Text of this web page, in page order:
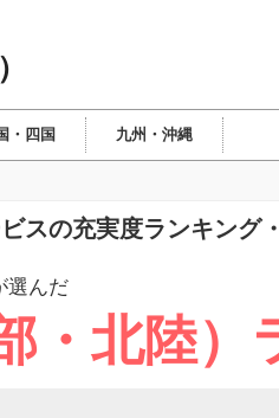
・四国 九州・沖縄
スの充実度ランキング
選んだ
・北陸）